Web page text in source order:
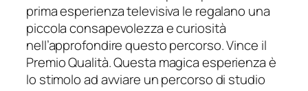
prima esperienza televisiva le regalano una
piccola consapevolezza e curiosità
nell’approfondire questo percorso. Vince il
Premio Qualità. Questa magica esperienza è
lo stimolo ad avviare un percorso di studio